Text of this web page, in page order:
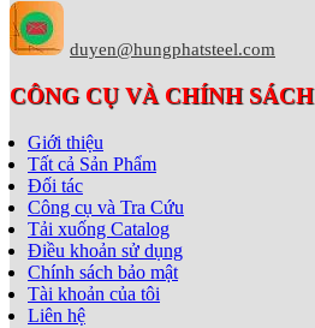
duyen@hungphatsteel.com
CÔNG CỤ VÀ CHÍNH SÁCH
Giới thiệu
Tất cả Sản Phẩm
Đối tác
Công cụ và Tra Cứu
Tải xuống Catalog
Điều khoản sử dụng
Chính sách bảo mật
Tài khoản của tôi
Liên hệ